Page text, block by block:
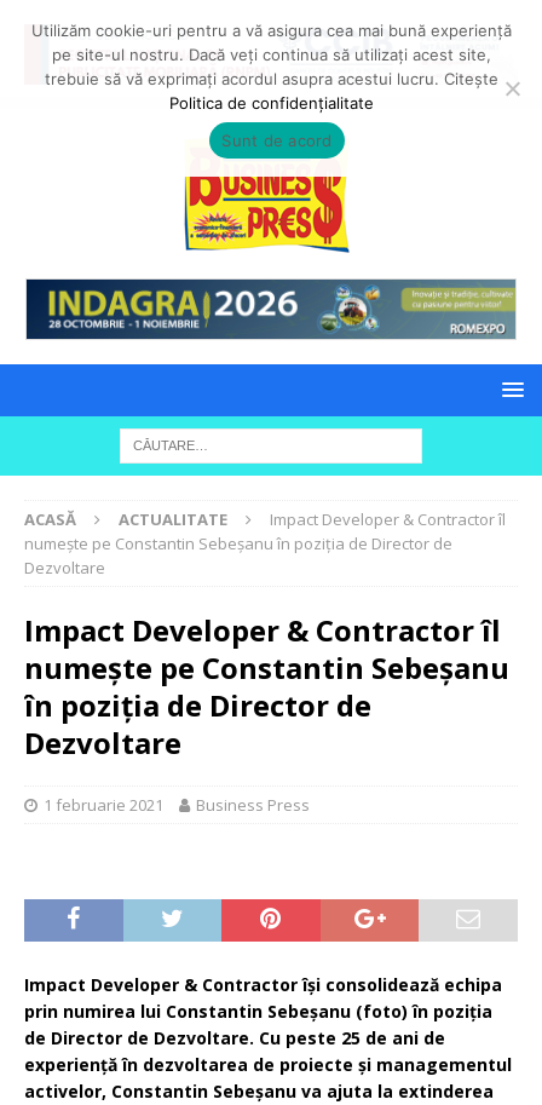
ACASĂ ACTUALITATE
Impact Developer & Contractor îl
numește pe Constantin Sebeșanu în poziția de Director de
Dezvoltare
Impact Developer & Contractor îl
numește pe Constantin Sebeșanu
în poziția de Director de
Dezvoltare
1 februarie 2021 Business Press
Impact Developer & Contractor își consolidează echipa
prin numirea lui Constantin Sebeșanu (foto) în poziția
de Director de Dezvoltare. Cu peste 25 de ani de
experiență în dezvoltarea de proiecte și managementul
activelor, Constantin Sebeșanu va ajuta la extinderea
Utilizăm cookie-uri pentru a vă asigura cea mai bună experiență
pe site-ul nostru. Dacă veți continua să utilizați acest site,
trebuie să vă exprimați acordul asupra acestui lucru. Citește
Politica de confidențialitate
Sunt de acord